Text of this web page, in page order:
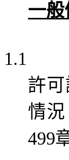
一
1.1
許
情
499